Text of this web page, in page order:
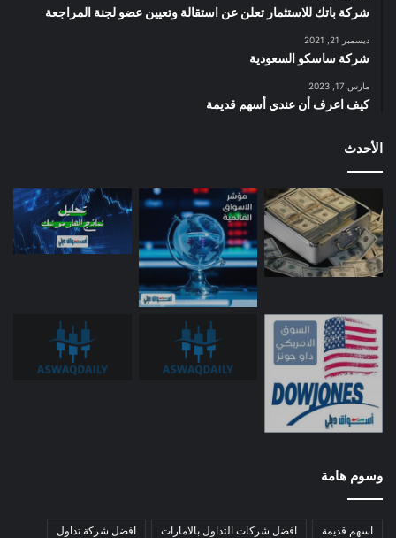
شركة باتك للاستثمار تعلن عن استقالة وتعيين عضو لجنة المراجعة
ديسمبر 21, 2021
شركة ساسكو السعودية
مارس 17, 2023
كيف اعرف أن عندي أسهم قديمة
الأحدث
وسوم هامة
اسهم قديمة افضل شركات التداول بالامارات افضل شركة تداول